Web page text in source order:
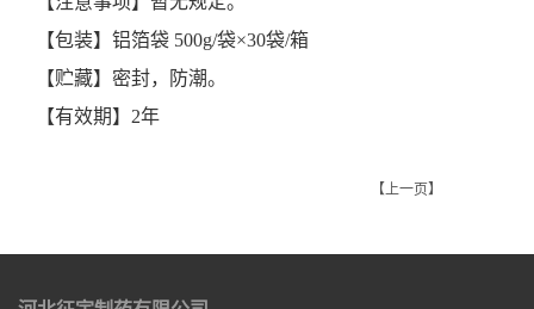
【包装】铝箔袋 500g/袋×30袋/箱
【贮藏】密封，防潮。
【有效期】2年
【上一页】